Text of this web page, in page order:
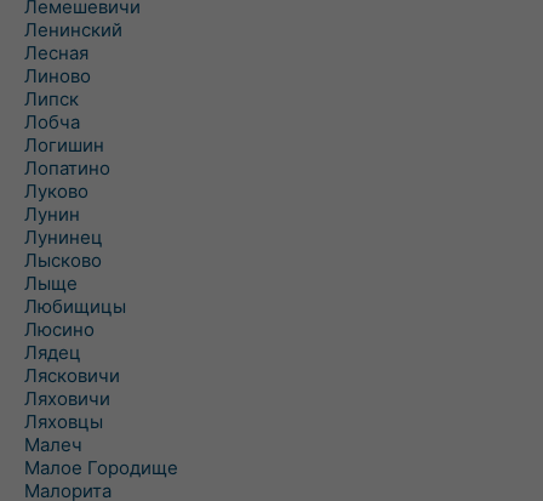
Лемешевичи
Ленинский
Лесная
Линово
Липск
Лобча
Логишин
Лопатино
Луково
Лунин
Лунинец
Лысково
Лыще
Любищицы
Люсино
Лядец
Лясковичи
Ляховичи
Ляховцы
Малеч
Малое Городище
Малорита